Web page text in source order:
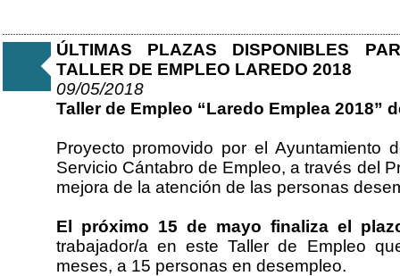
ÚLTIMAS PLAZAS DISPONIBLES
TALLER DE EMPLEO LAREDO 2018
09/05/2018
Taller de Empleo “Laredo Emplea 2018”
Proyecto promovido por el Ayuntamiento
Servicio Cántabro de Empleo, a través del
mejora de la atención de las personas
El próximo 15 de mayo finaliza el
trabajador/a en este Taller de Empleo
meses, a 15 personas en desempleo.